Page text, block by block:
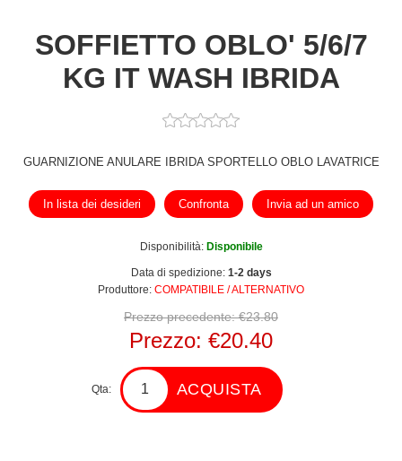
SOFFIETTO OBLO' 5/6/7
KG IT WASH IBRIDA
GUARNIZIONE ANULARE IBRIDA SPORTELLO OBLO LAVATRICE
In lista dei desideri Confronta Invia ad un amico
Disponibilità: Disponibile
Data di spedizione: 1-2 days
Produttore: COMPATIBILE / ALTERNATIVO
Prezzo precedente: €23.80
Prezzo: €20.40
Qta: ACQUISTA